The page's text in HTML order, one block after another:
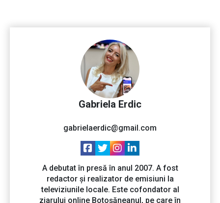
Gabriela Erdic
gabrielaerdic@gmail.com
A debutat în presă în anul 2007. A fost
redactor și realizator de emisiuni la
televiziunile locale. Este cofondator al
ziarului online Botoșăneanul, pe care în